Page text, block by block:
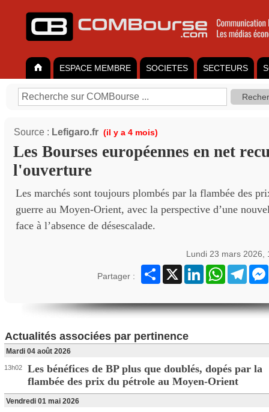
ESPACE MEMBRE SOCIETES SECTEURS
Source : Lefigaro.fr (il y a 4 mois)
Les Bourses européennes en net
l'ouverture
Les marchés sont toujours plombés par la flambée des
guerre au Moyen-Orient, avec la perspective d’une
face à l’absence de désescalade.
Lundi 23 mars 2026,
Partager :
Partager
X LinkedInWhatsApp
Actualités associées par pertinence
Mardi 04 août 2026
13h02
Les bénéfices de BP plus que doublés, dopés par la
flambée des prix du pétrole au Moyen-Orient
Vendredi 01 mai 2026